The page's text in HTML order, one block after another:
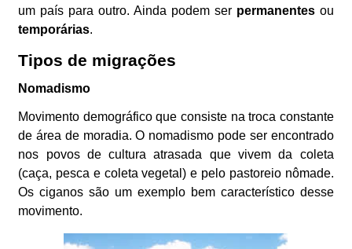
um país para outro. Ainda podem ser permanentesou
temporárias.
Tipos de migrações
Nomadismo
Movimento demográfico que consiste na troca constante
de área de moradia. O nomadismo pode ser encontrado
nos povos de cultura atrasada que vivem da coleta
(caça, pesca e coleta vegetal) e pelo pastoreio nômade.
Os ciganos são um exemplo bem característico desse
movimento.